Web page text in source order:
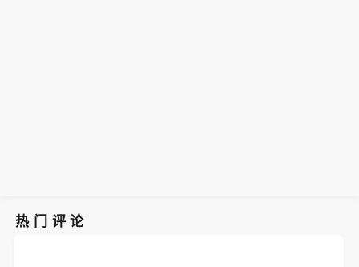
热门评论